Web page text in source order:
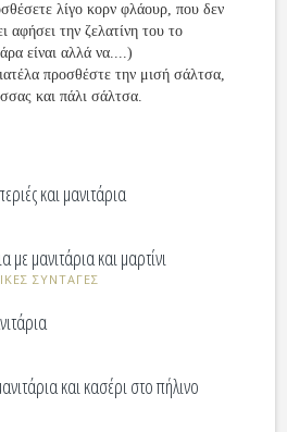
λίγο κορν φλάουρ, που δεν
αφήσει την ζελατίνη του το
είναι αλλά να....)
προσθέστε την μισή σάλτσα,
και πάλι σάλτσα.
και μανιτάρια
με μανιτάρια και μαρτίνι
ΣΥΝΤΑΓΕΣ
και κασέρι στο πήλινο